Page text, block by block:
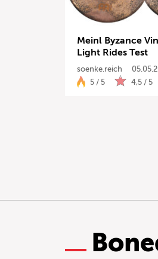
Meinl Byzance
Light Rides Test
soenke.reich
5 / 5
4,5 / 5